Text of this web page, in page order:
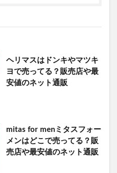
ヘリマスはドンキやマツキ
ヨで売ってる？販売店や最
安値のネット通販
mitas for menミタスフォー
メンはどこで売ってる？販
売店や最安値のネット通販